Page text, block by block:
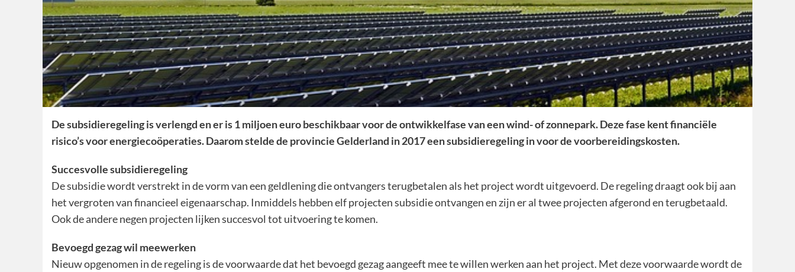
De subsidieregeling is verlengd en er is 1 miljoen euro beschikbaar voor de ontwikkelfase van een wind- of zonnepark. Deze fase kent financiële
risico’s voor energiecoöperaties. Daarom stelde de provincie Gelderland in 2017 een subsidieregeling in voor de voorbereidingskosten.
Succesvolle subsidieregeling
De subsidie wordt verstrekt in de vorm van een geldlening die ontvangers terugbetalen als het project wordt uitgevoerd. De regeling draagt ook bij aan
het vergroten van financieel eigenaarschap. Inmiddels hebben elf projecten subsidie ontvangen en zijn er al twee projecten afgerond en terugbetaald.
Ook de andere negen projecten lijken succesvol tot uitvoering te komen.
Bevoegd gezag wil meewerken
Nieuw opgenomen in de regeling is de voorwaarde dat het bevoegd gezag aangeeft mee te willen werken aan het project. Met deze voorwaarde wordt de